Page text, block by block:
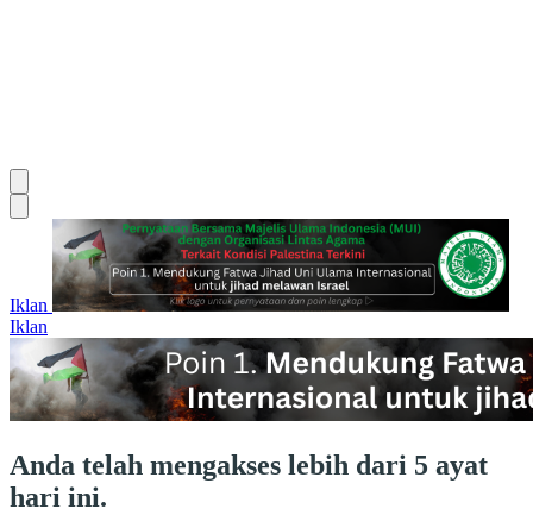
Iklan
Iklan
Anda telah mengakses lebih dari 5 ayat
hari ini.